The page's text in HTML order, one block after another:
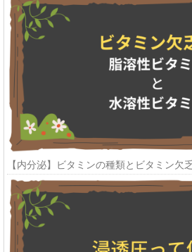
【内分泌】ビタミンの種類とビタミン欠